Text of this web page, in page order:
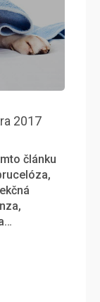
2017
článku